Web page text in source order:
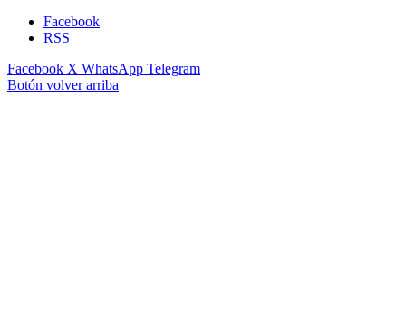
Facebook
RSS
Facebook X WhatsApp Telegram
Botón volver arriba